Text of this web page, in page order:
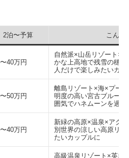
2泊〜予算 こんな
40万円
自然派×山岳リゾート×
かな上高地で残雪の穂
人だけで楽しみたいカッ
50万円
離島リゾート×海×プー
明度の高い宮古ブルー
囲気でハネムーンを過
40万円
新緑の高原×温泉×アク
別世界の涼しい高原リ
たいカップルに
高級温泉リゾート×英虞